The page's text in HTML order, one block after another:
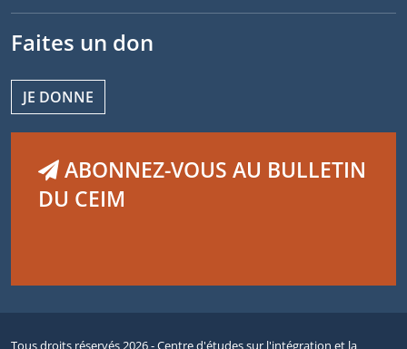
Faites un don
JE DONNE
ABONNEZ-VOUS AU BULLETIN
DU CEIM
Tous droits réservés 2026 - Centre d'études sur l'intégration et la